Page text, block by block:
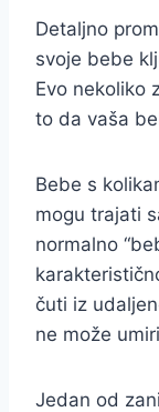
Detaljno
svoje bebe
Evo nekoliko
to da vaša
Bebe s
mogu trajati
normalno
čuti iz
ne može
Jedan od